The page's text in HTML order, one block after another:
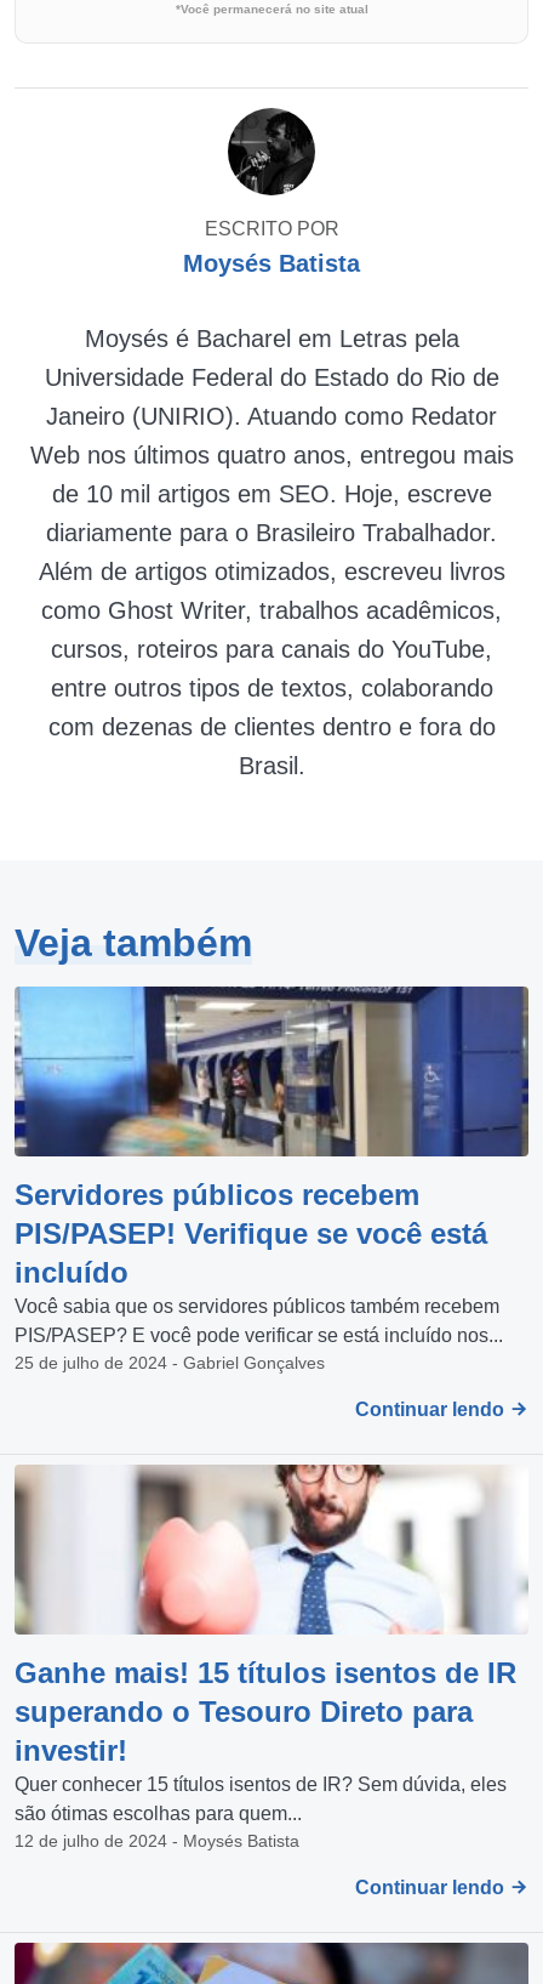
*Você permanecerá no site atual
ESCRITO POR
Moysés Batista
Moysés é Bacharel em Letras pela
Universidade Federal do Estado do Rio de
Janeiro (UNIRIO). Atuando como Redator
Web nos últimos quatro anos, entregou mais
de 10 mil artigos em SEO. Hoje, escreve
diariamente para o Brasileiro Trabalhador.
Além de artigos otimizados, escreveu livros
como Ghost Writer, trabalhos acadêmicos,
cursos, roteiros para canais do YouTube,
entre outros tipos de textos, colaborando
com dezenas de clientes dentro e fora do
Brasil.
Veja também
Servidores públicos recebem
PIS/PASEP! Verifique se você está
incluído
Você sabia que os servidores públicos também recebem
PIS/PASEP? E você pode verificar se está incluído nos...
25 de julho de 2024 - Gabriel Gonçalves
Continuar lendo
Ganhe mais! 15 títulos isentos de IR
superando o Tesouro Direto para
investir!
Quer conhecer 15 títulos isentos de IR? Sem dúvida, eles
são ótimas escolhas para quem...
12 de julho de 2024 - Moysés Batista
Continuar lendo